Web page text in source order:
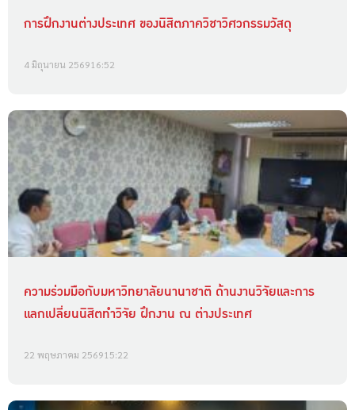
การฝึกงานต่างประเทศ ของนิสิตภาควิชาวิศวกรรมวัสดุ
4 มิถุนายน 256916:52
ความร่วมมือกับมหาวิทยาลัยนานาชาติ ด้านงานวิจัยและการ
แลกเปลี่ยนนิสิตทำวิจัย ฝึกงาน ณ ต่างประเทศ
22 พฤษภาคม 256915:22